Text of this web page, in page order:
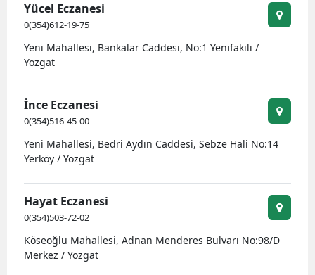
Yücel Eczanesi
0(354)612-19-75
Yeni Mahallesi, Bankalar Caddesi, No:1 Yenifakılı /
Yozgat
İnce Eczanesi
0(354)516-45-00
Yeni Mahallesi, Bedri Aydın Caddesi, Sebze Hali No:14
Yerköy / Yozgat
Hayat Eczanesi
0(354)503-72-02
Köseoğlu Mahallesi, Adnan Menderes Bulvarı No:98/D
Merkez / Yozgat